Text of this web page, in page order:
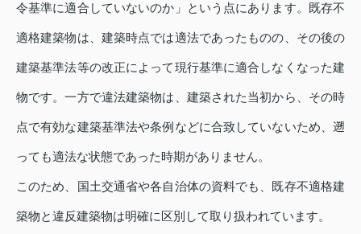
令基準に適合していないのか」という点にあります。既存不
適格建築物は、建築時点では適法であったものの、その後の
建築基準法等の改正によって現行基準に適合しなくなった建
物です。一方で違法建築物は、建築された当初から、その時
点で有効な建築基準法や条例などに合致していないため、遡
っても適法な状態であった時期がありません。
このため、国土交通省や各自治体の資料でも、既存不適格建
築物と違反建築物は明確に区別して取り扱われています。